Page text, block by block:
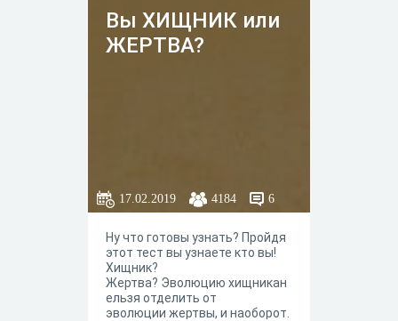
Вы ХИЩНИК или
ЖЕРТВА?
17.02.2019 4184 6
Ну что готовы узнать? Пройдя
этот тест вы узнаете кто вы!
Хищник?
Жертва? Эволюцию хищникан
ельзя отделить от
эволюции жертвы, и наоборот.